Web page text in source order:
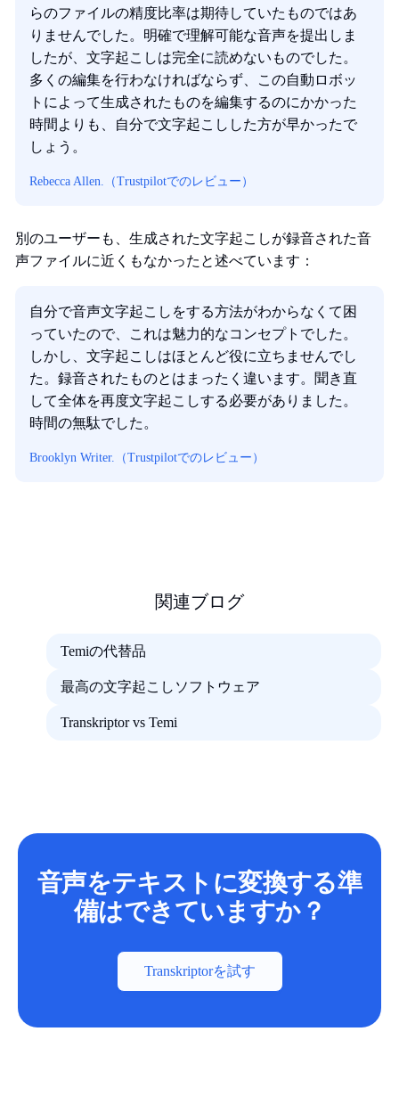
らのファイルの精度比率は期待していたものではあ
りませんでした。明確で理解可能な音声を提出しま
したが、文字起こしは完全に読めないものでした。
多くの編集を行わなければならず、この自動ロボッ
トによって生成されたものを編集するのにかかった
時間よりも、自分で文字起こしした方が早かったで
しょう。
Rebecca Allen.（Trustpilotでのレビュー）
別のユーザーも、生成された文字起こしが録音された音
声ファイルに近くもなかったと述べています：
自分で音声文字起こしをする方法がわからなくて困
っていたので、これは魅力的なコンセプトでした。
しかし、文字起こしはほとんど役に立ちませんでし
た。録音されたものとはまったく違います。聞き直
して全体を再度文字起こしする必要がありました。
時間の無駄でした。
Brooklyn Writer.（Trustpilotでのレビュー）
関連ブログ
Temiの代替品
最高の文字起こしソフトウェア
Transkriptor vs Temi
音声をテキストに変換する準
備はできていますか？
Transkriptorを試す